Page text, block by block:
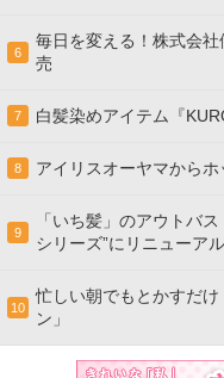
6
毎日を変える！株式会
売
7 白髪染めアイテム『
8 アイリスオーヤマから
9
「いち髪」のアウトバ
シリーズ”にリニューアル
10
忙しい朝でもとかすだ
ン」